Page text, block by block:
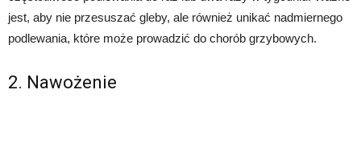
jest, aby nie przesuszać gleby, ale również unikać nadmiernego
podlewania, które może prowadzić do chorób grzybowych.
2. Nawożenie